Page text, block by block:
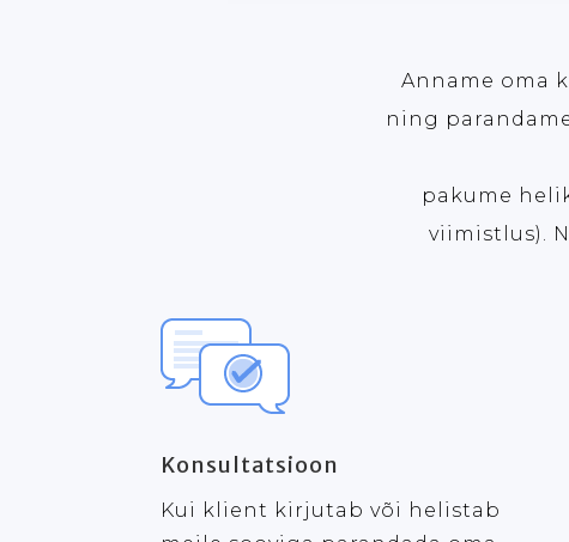
Anname oma
ning
pakume
viimistlus).
Konsultatsioon
Kui klient kirjutab või helistab